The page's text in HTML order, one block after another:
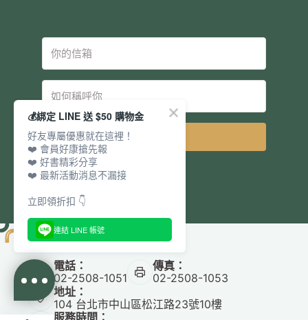
電話：
02-2508-1051
傳真：
02-2508-1053
地址：
104 台北市中山區松江路23號10樓
💰綁定 LINE 送 $50 購物金
好友專屬優惠就在這裡！
❤️ 會員好康搶先報
❤️ 好書精彩分享
❤️ 最新活動消息不漏接
立即領折扣 👇
連結 LINE 帳號